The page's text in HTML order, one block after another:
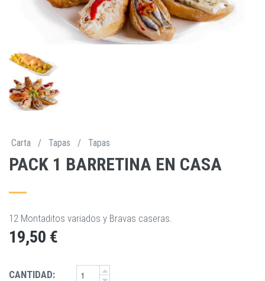
Carta / Tapas / Tapas
PACK 1 BARRETINA EN CASA
12 Montaditos variados y Bravas caseras.
19,50 €
CANTIDAD: